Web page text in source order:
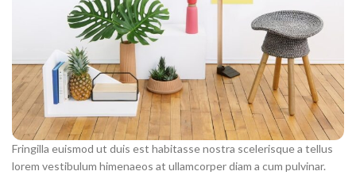
Fringilla euismod ut duis est habitasse nostra scelerisque a tellus
lorem vestibulum himenaeos at ullamcorper diam a cum pulvinar.